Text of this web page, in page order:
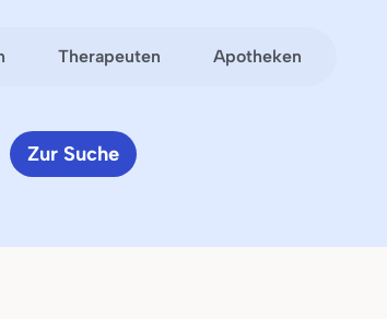
Therapeuten Apotheken
Zur Suche